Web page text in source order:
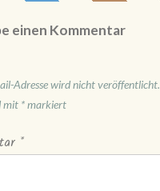
einen Kommentar
Adresse wird nicht veröffentlicht.
mit *markiert
*